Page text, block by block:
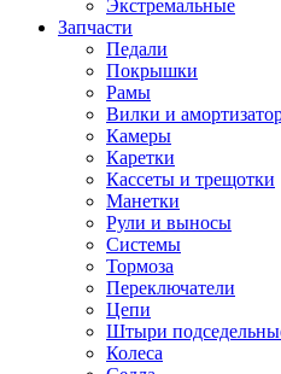
Экстремальные
Запчасти
Педали
Покрышки
Рамы
Вилки и
Камеры
Каретки
Кассеты и трещотки
Манетки
Рули и выносы
Системы
Тормоза
Переключатели
Цепи
Штыри
Колеса